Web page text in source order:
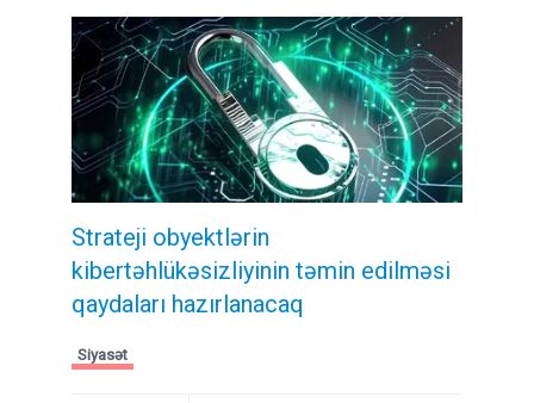
Strateji obyektlərin
kibertəhlükəsizliyinin təmin edilməsi
qaydaları hazırlanacaq
Siyasət